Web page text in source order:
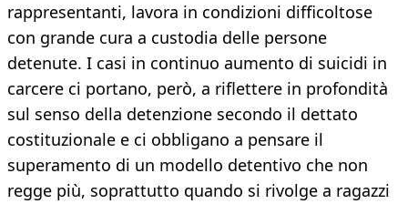
rappresentanti, lavora in condizioni difficoltose
con grande cura a custodia delle persone
detenute. I casi in continuo aumento di suicidi in
carcere ci portano, però, a riflettere in profondità
sul senso della detenzione secondo il dettato
costituzionale e ci obbligano a pensare il
superamento di un modello detentivo che non
regge più, soprattutto quando si rivolge a ragazzi